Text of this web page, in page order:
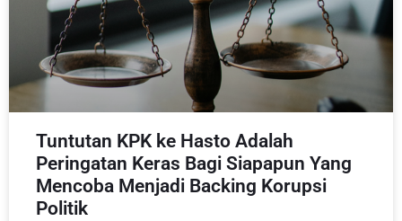
Tuntutan KPK ke Hasto Adalah
Peringatan Keras Bagi Siapapun Yang
Mencoba Menjadi Backing Korupsi
Politik